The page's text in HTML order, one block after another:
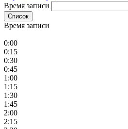
Время записи
Список
Время записи
0:00
0:15
0:30
0:45
1:00
1:15
1:30
1:45
2:00
2:15